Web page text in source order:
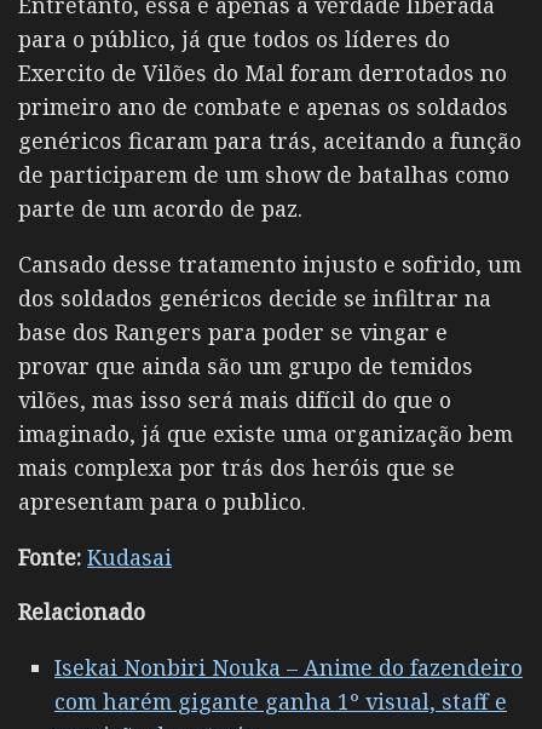
para o público, já que todos os líderes do
Exercito de Vilões do Mal foram derrotados no
primeiro ano de combate e apenas os soldados
genéricos ficaram para trás, aceitando a função
de participarem de um show de batalhas como
parte de um acordo de paz.
Cansado desse tratamento injusto e sofrido, um
dos soldados genéricos decide se infiltrar na
base dos Rangers para poder se vingar e
provar que ainda são um grupo de temidos
vilões, mas isso será mais difícil do que o
imaginado, já que existe uma organização bem
mais complexa por trás dos heróis que se
apresentam para o publico.
Fonte: Kudasai
Relacionado
Isekai Nonbiri Nouka – Anime do fazendeiro
com harém gigante ganha 1º visual, staff e